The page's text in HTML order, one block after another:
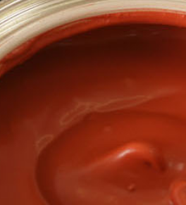
zuivere keuze